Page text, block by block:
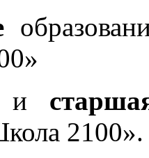
и
2100».